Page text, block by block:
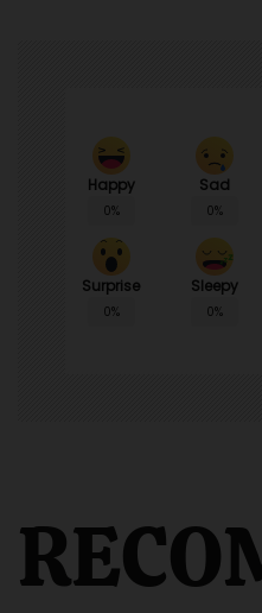
Happy
0%
Sad
0%
Surprise
0%
Sleepy
0%